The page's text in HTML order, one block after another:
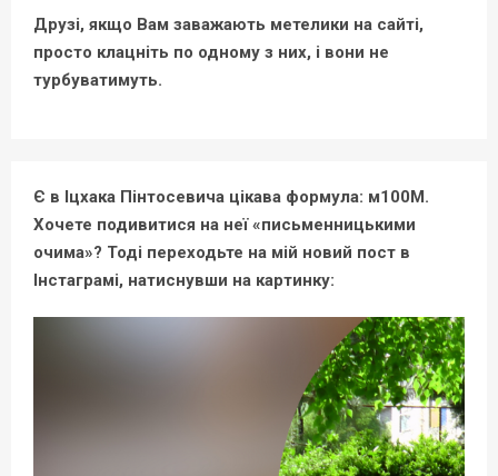
Друзі, якщо Вам заважають метелики на сайті,
просто клацніть по одному з них, і вони не
турбуватимуть.
Є в Іцхака Пінтосевича цікава формула: м100М.
Хочете подивитися на неї «письменницькими
очима»? Тоді переходьте на мій новий пост в
Інстаграмі, натиснувши на картинку: